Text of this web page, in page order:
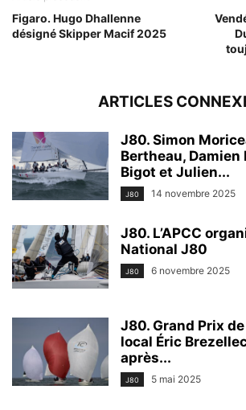
Figaro. Hugo Dhallenne
désigné Skipper Macif 2025
ARTICLES
J80. Simon
Bertheau, Damien
Bigot et Julien...
J80 14 novembre 2025
J80. L’APCC
National J80
J80 6 novembre 2025
J80. Grand Prix
local Éric
après...
J80 5 mai 2025